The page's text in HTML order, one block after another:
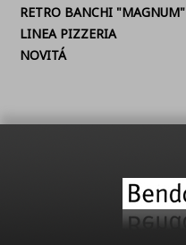
RETRO BANCHI "MAGNUM"
LINEA PIZZERIA
NOVITÁ